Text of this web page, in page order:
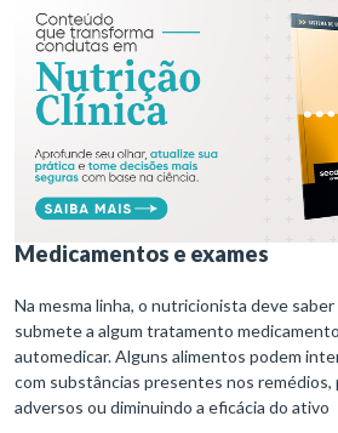
Medicamentos e exames
Na mesma linha, o nutricionista deve
submete a algum tratamento
automedicar. Alguns alimentos podem
com substâncias presentes nos
adversos ou diminuindo a eficácia do ativo